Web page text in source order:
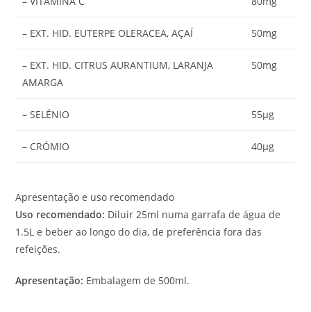
– EXT. HID. EUTERPE OLERACEA, AÇAÍ 50mg
– EXT. HID. CITRUS AURANTIUM, LARANJA
AMARGA
50mg
– SELÉNIO 55µg
– CRÓMIO 40µg
Apresentação e uso recomendado
Uso recomendado: Diluir 25ml numa garrafa de água de
1.5L e beber ao longo do dia, de preferência fora das
refeições.
Apresentação: Embalagem de 500ml.